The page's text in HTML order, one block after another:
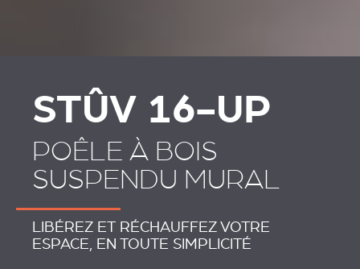
STÛV 16-UP
POÊLE À BOIS
SUSPENDU MURAL
LIBÉREZ ET RÉCHAUFFEZ VOTRE
ESPACE, EN TOUTE SIMPLICITÉ